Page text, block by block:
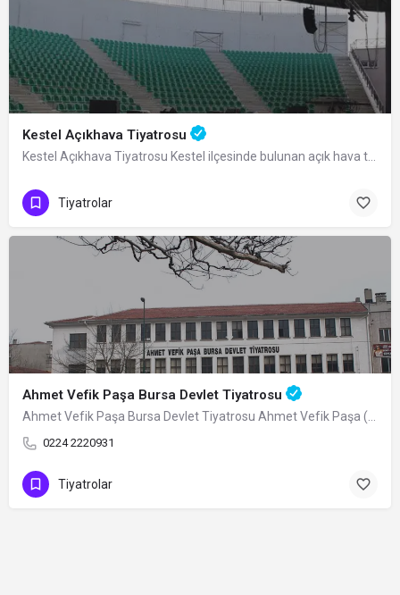
Kestel Açıkhava Tiyatrosu
Kestel Açıkhava Tiyatrosu Kestel ilçesinde bulunan açık hava tiyatrosu, şehrin…
Tiyatrolar
Ahmet Vefik Paşa Bursa Devlet Tiyatrosu
Ahmet Vefik Paşa Bursa Devlet Tiyatrosu Ahmet Vefik Paşa (1823-1891) tarafından…
0224 2220931
Tiyatrolar